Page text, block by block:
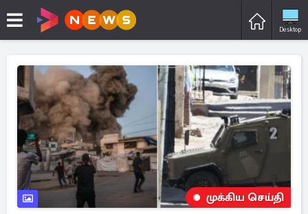
Desktop
முக்கிய செய்தி